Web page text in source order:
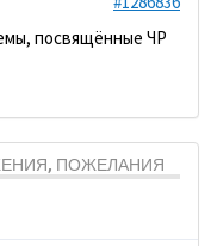
посвящённые ЧР
ПОЖЕЛАНИЯ